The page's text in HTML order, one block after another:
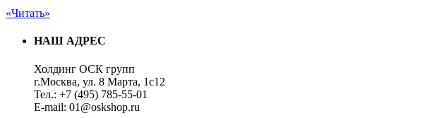
«Читать»
НАШ АДРЕС
Холдинг ОСК групп
г.Москва, ул. 8 Марта, 1с12
Тел.: +7 (495) 785-55-01
E-mail: 01@oskshop.ru